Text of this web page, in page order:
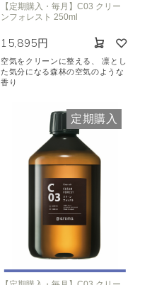
【定期購入・毎月】C03 クリー
ンフォレスト 250ml
15,895円
空気をクリーンに整える、 凛とし
た気分になる森林の空気のような
香り
定期購入